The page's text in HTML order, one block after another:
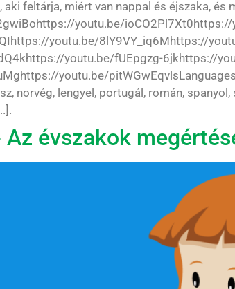
aki feltárja, miért van nappal és éjszaka,
youtu.be/
youtu.be/8lY9VY_iq6Mhttps://
youtu.be/fUEpgzg-6jkhttps://
youtu.be/
norvég, lengyel, portugál, román,
Az évszakok